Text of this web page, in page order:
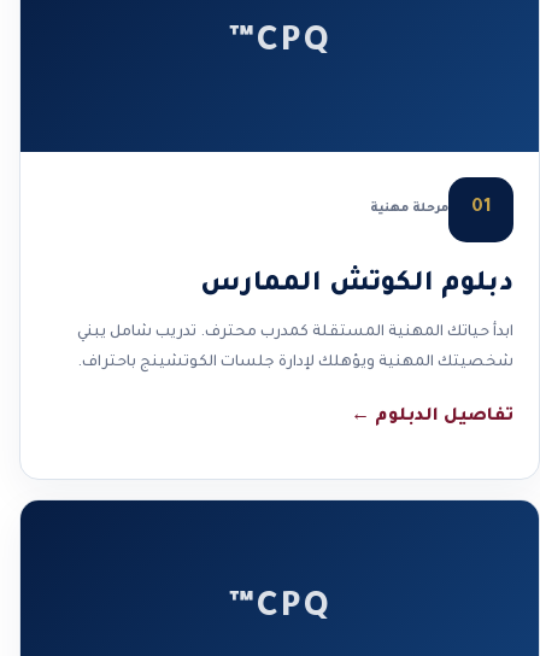
CPQ™
01 مرحلة مهنية
دبلوم الكوتش الممارس
ابدأ حياتك المهنية المستقلة كمدرب محترف. تدريب شامل يبني
شخصيتك المهنية ويؤهلك لإدارة جلسات الكوتشينج باحتراف.
تفاصيل الدبلوم ←
CPQ™